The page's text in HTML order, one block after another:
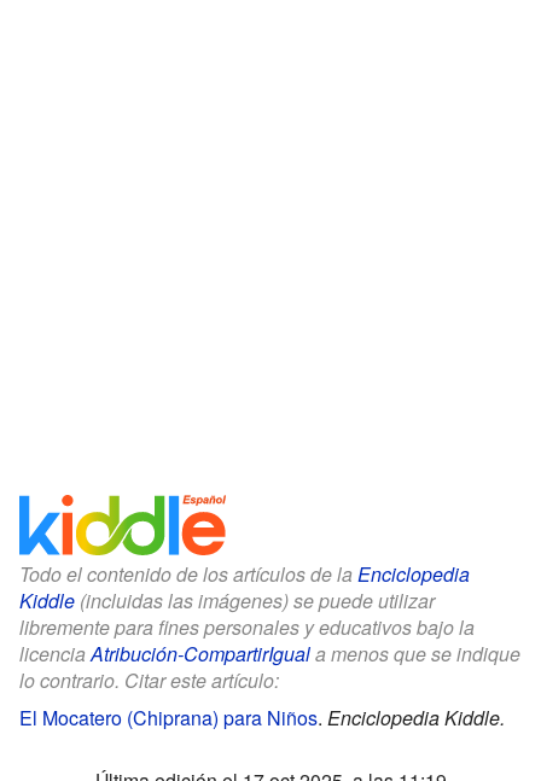
Todo el contenido de los artículos de la Enciclopedia
Kiddle (incluidas las imágenes) se puede utilizar
libremente para fines personales y educativos bajo la
licenciaAtribución-CompartirIguala menos que se indique
lo contrario. Citar este artículo:
El Mocatero (Chiprana) para Niños. Enciclopedia Kiddle.